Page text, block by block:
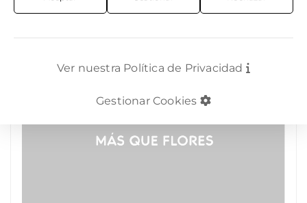
Ver nuestra Política de Privacidad
Gestionar Cookies